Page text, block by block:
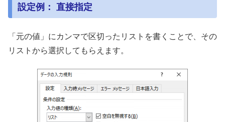
設定例： 直接指定
「元の値」にカンマで区切ったリストを書くことで、その
リストから選択してもらえます。